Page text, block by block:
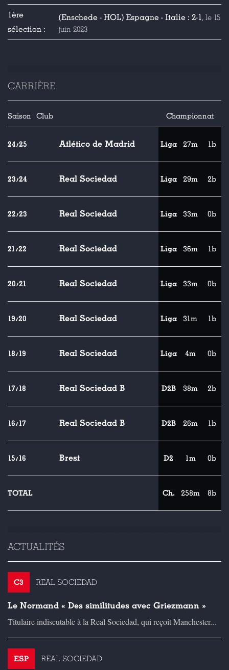
1ère
sélection :
(Enschede - HOL) Espagne - Italie : 2-1, le 15
juin 2023
CARRIÈRE
Saison Club Championnat
24/25 Atlético de Madrid Liga 27m 1b
23/24 Real Sociedad Liga 29m 2b
22/23 Real Sociedad Liga 33m 0b
21/22 Real Sociedad Liga 36m 1b
20/21 Real Sociedad Liga 33m 0b
19/20 Real Sociedad Liga 31m 1b
18/19 Real Sociedad Liga 4m 0b
17/18 Real Sociedad B D2B 38m 2b
16/17 Real Sociedad B D2B 26m 1b
15/16 Brest D2 1m 0b
TOTAL Ch. 258m 8b
ACTUALITÉS
C3 REAL SOCIEDAD
Le Normand « Des similitudes avec Griezmann »
Titulaire indiscutable à la Real Sociedad, qui reçoit Manchester...
ESP REAL SOCIEDAD